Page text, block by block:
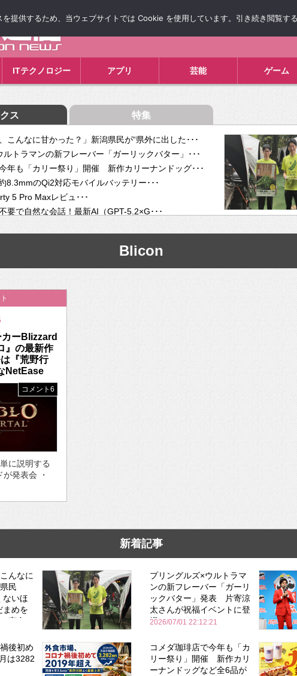
ITテクノロジー アプリ 芸能 ゲーム
ス 特集
こんなに甘かった？」新潟県民が“県外に出した･･･
ルトラマンの新フレーバー「ガーリックバター」･･･
年も「カリー祭り」開催 新作カリーナンドッグ･･･
8.3mmのQi2対応モバイルバッテリー･･･
5 Pro Maxレビュ･･･
要で自然な会話！最新AI（GPT-5.2×G･･･
と生産性】VITURE Luma Ultra･･･
AIで突破。ジャストシステム、”自分が今話し･･･
インは「自分で作って、想いを渡す」 TE･･･
Blicon
ーBlizzard
』の最新作
『荒野行
NetEase
コメント6
に説明する
発表会 ・
新着記事
んなに
民
ないほ
まめを
実食
プリングルズ×ウルトラマ
ンの新フレーバー「ガーリ
ックバター」発表 片寄涼
太さんが祝福イベントに登
場
2026/07/01 22:12:21
後初め
は3282
コメダ珈琲店で今年も「カ
リー祭り」開催 新作カリ
ーナンドッグなど全6品が
を提供するため、当ウェブサイトでは Cookie を使用しています。引き続き閲覧す